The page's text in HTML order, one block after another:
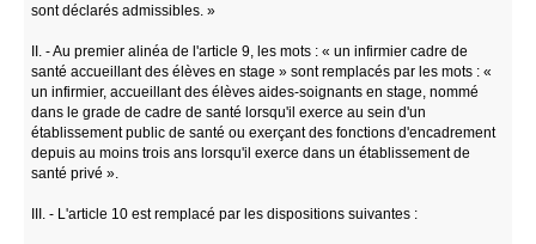
sont déclarés admissibles. »
II. - Au premier alinéa de l'article 9, les mots : « un infirmier cadre de
santé accueillant des élèves en stage » sont remplacés par les mots : «
un infirmier, accueillant des élèves aides-soignants en stage, nommé
dans le grade de cadre de santé lorsqu'il exerce au sein d'un
établissement public de santé ou exerçant des fonctions d'encadrement
depuis au moins trois ans lorsqu'il exerce dans un établissement de
santé privé ».
III. - L'article 10 est remplacé par les dispositions suivantes :